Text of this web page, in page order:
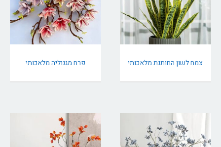
צמח לשון החותנת מלאכותי פרח מגנוליה מלאכותי